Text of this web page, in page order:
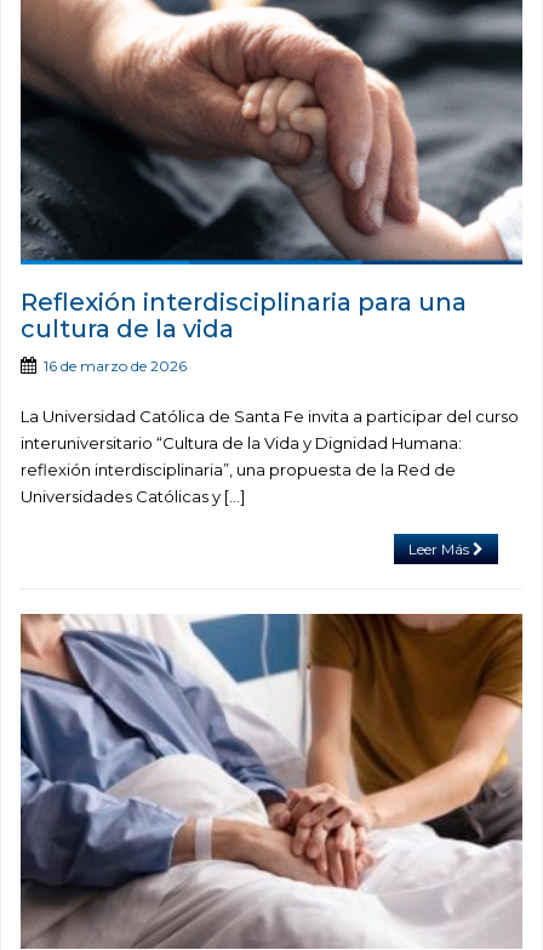
Reflexión interdisciplinaria para una
cultura de la vida
16 de marzo de 2026
La Universidad Católica de Santa Fe invita a participar del curso
interuniversitario “Cultura de la Vida y Dignidad Humana:
reflexión interdisciplinaria”, una propuesta de la Red de
Universidades Católicas y […]
Leer Más